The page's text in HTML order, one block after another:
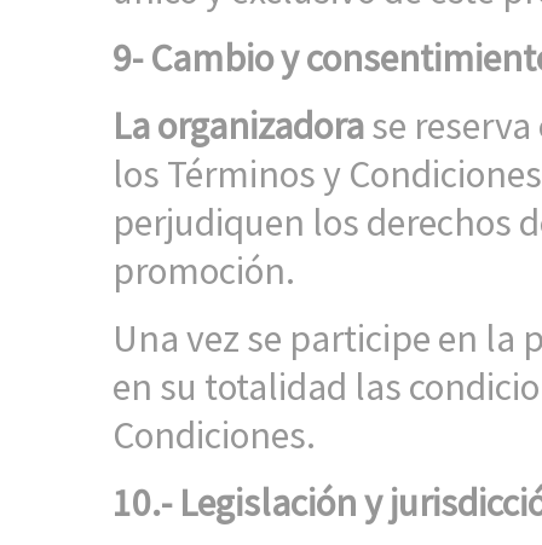
9- Cambio y
La organizadorase
los Términos y
perjudiquen los derechos
promoción.
Una vez se participe en
en su totalidad las
Condiciones.
10.- Legislación y